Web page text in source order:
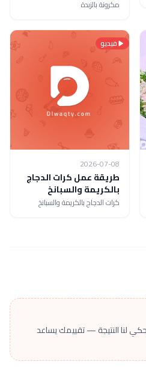
مكرونة بالزبدة
فيديو
2026-07-08
طريقة عمل كرات الدجاج
بالكريمة والسبانخ
كرات الدجاج بالكريمة والسبانخ
لنا النتيجة — تقييمك يساعد